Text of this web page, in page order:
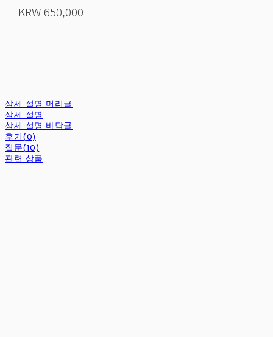
KRW 650,000
상세 설명 머리글
상세 설명
상세 설명 바닥글
후기(0)
질문(10)
관련 상품